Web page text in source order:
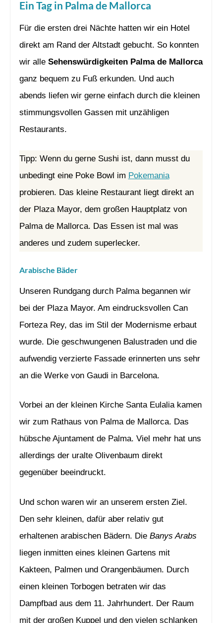
Ein Tag in Palma de Mallorca
Für die ersten drei Nächte hatten wir ein Hotel
direkt am Rand der Altstadt gebucht. So konnten
wir alle Sehenswürdigkeiten Palma de Mallorca
ganz bequem zu Fuß erkunden. Und auch
abends liefen wir gerne einfach durch die kleinen
stimmungsvollen Gassen mit unzähligen
Restaurants.
Tipp: Wenn du gerne Sushi ist, dann musst du
unbedingt eine Poke Bowl im Pokemania
probieren. Das kleine Restaurant liegt direkt an
der Plaza Mayor, dem großen Hauptplatz von
Palma de Mallorca. Das Essen ist mal was
anderes und zudem superlecker.
Arabische Bäder
Unseren Rundgang durch Palma begannen wir
bei der Plaza Mayor. Am eindrucksvollen Can
Forteza Rey, das im Stil der Modernisme erbaut
wurde. Die geschwungenen Balustraden und die
aufwendig verzierte Fassade erinnerten uns sehr
an die Werke von Gaudi in Barcelona.
Vorbei an der kleinen Kirche Santa Eulalia kamen
wir zum Rathaus von Palma de Mallorca. Das
hübsche Ajuntament de Palma. Viel mehr hat uns
allerdings der uralte Olivenbaum direkt
gegenüber beeindruckt.
Und schon waren wir an unserem ersten Ziel.
Den sehr kleinen, dafür aber relativ gut
erhaltenen arabischen Bädern. Die Banys Arabs
liegen inmitten eines kleinen Gartens mit
Kakteen, Palmen und Orangenbäumen. Durch
einen kleinen Torbogen betraten wir das
Dampfbad aus dem 11. Jahrhundert. Der Raum
mit der großen Kuppel und den vielen schlanken